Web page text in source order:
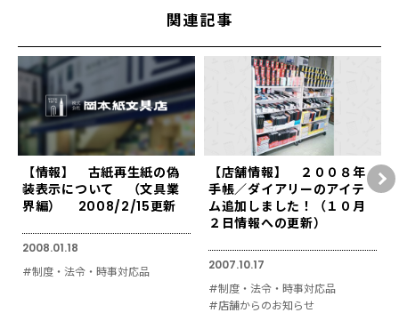
関連記事
【情報】 古紙再生紙の偽
装表示について （文具業
界編） 2008/2/15更新
2008.01.18
#制度・法令・時事対応品
【店舗情報】 ２００８年
手帳／ダイアリーのアイテ
ム追加しました！（１０月
２日情報への更新）
2007.10.17
#制度・法令・時事対応品
#店舗からのお知らせ